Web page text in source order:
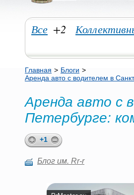
Все +2
Главная > Блоги >
Аренда авто с водителем в
Аренда авто с
Петербурге:
+1
Блог им. Rr-r